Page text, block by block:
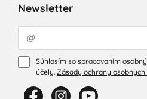
Newsletter
Súhlasím so spracovaním
účely. Zásady ochrany osobných